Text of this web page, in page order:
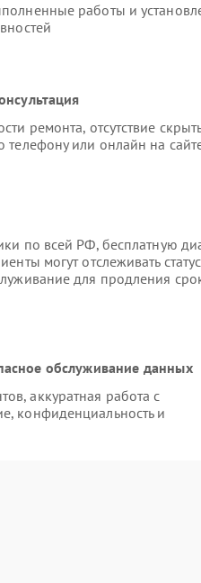
работы и
ремонта, отсутствие
телефону или онлайн на
по всей РФ, бесплатную
могут отслеживать
для продления
обслуживание данных
аккуратная работа с
конфиденциальность и